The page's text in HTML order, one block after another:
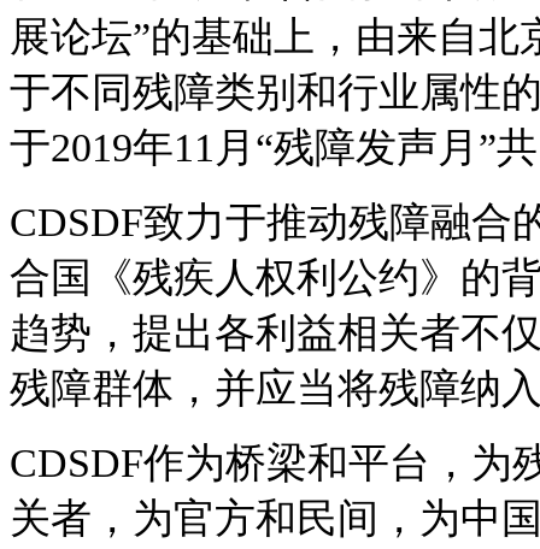
展论坛”的基础上，由来自
于不同残障类别和行业属性
于2019年11月“残障发声月”
CDSDF致力于推动残障融合
合国《残疾人权利公约》的
趋势，提出各利益相关者不
残障群体，并应当将残障纳
CDSDF作为桥梁和平台，为
关者，为官方和民间，为中